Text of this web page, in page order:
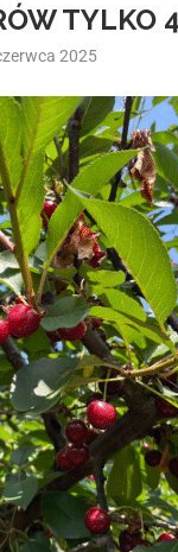
TYLKO
2025